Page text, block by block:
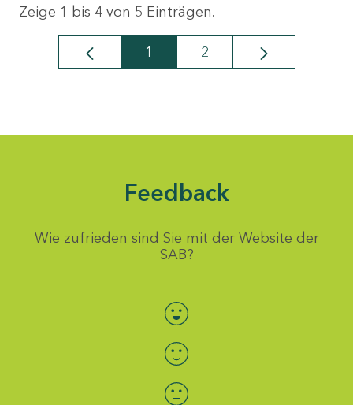
Zeige 1 bis 4 von 5 Einträgen.
Seite
1 Seite
2
Feedback
Wie zufrieden sind Sie mit der Website der
SAB?
Bewertung auswählen